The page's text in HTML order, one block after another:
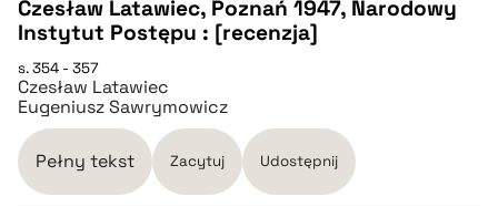
pobierz cytat
BIBTEX
pobierz cytat
Czesław Latawiec, Poznań 1947, Narodowy
Instytut Postępu : [recenzja]
s. 354 - 357
Czesław Latawiec
Eugeniusz Sawrymowicz
Pełny tekst Zacytuj Udostępnij